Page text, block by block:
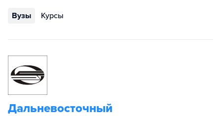
Вузы Курсы
Дальневосточный